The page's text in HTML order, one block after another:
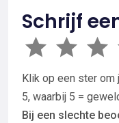
Schrijf
Klik op een ster
5, waarbij 5 =
Bij een slechte